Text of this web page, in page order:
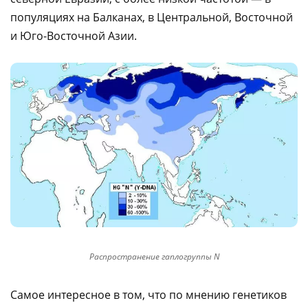
популяциях на Балканах, в Центральной, Восточной
и Юго-Восточной Азии.
Распространение гаплогруппы N
Самое интересное в том, что по мнению генетиков